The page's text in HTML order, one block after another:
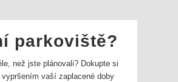
parkoviště?
než jste plánovali? Dokupte si
vaší zaplacené doby